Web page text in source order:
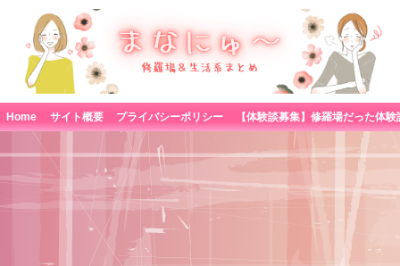
Home サイト概要 プライバシーポリシー